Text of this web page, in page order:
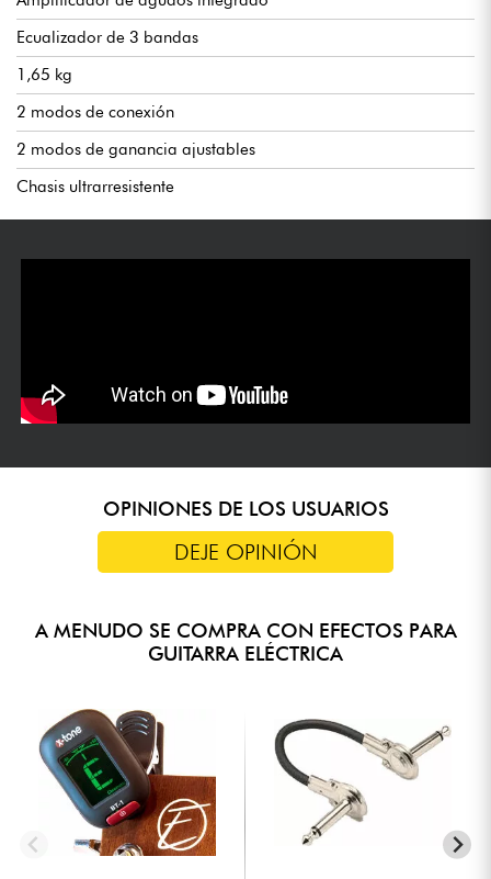
Ecualizador de 3 bandas
1,65 kg
2 modos de conexión
2 modos de ganancia ajustables
Chasis ultrarresistente
OPINIONES DE LOS USUARIOS
DEJE OPINIÓN
A MENUDO SE COMPRA CON EFECTOS PARA
GUITARRA ELÉCTRICA